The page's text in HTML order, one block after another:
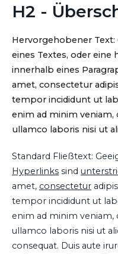
H2 -
Hervorgehobener
eines Textes, oder eine
innerhalb eines
amet, consectetur
tempor incididunt ut
enim ad minim veniam,
ullamco laboris nisi ut
Standard Fließtext:
Hyperlinks sind
amet, consectetur
tempor incididunt ut
enim ad minim veniam,
ullamco laboris nisi ut
consequat. Duis aute